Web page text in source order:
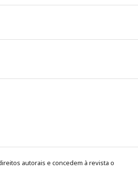
autorais e concedem à revista o